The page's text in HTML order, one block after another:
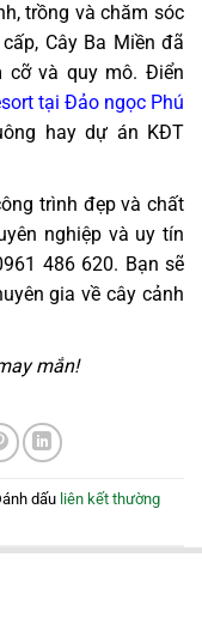
trồng và chăm sóc
Cây Ba Miền đã
cỡ và quy mô. Điển
tại Đảo ngọc Phú
hay dự án KĐT
trình đẹp và chất
nghiệp và uy tín
486 620. Bạn sẽ
gia về cây cảnh
mắn!
dấu liên kết thường